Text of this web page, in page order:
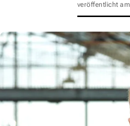
veröffentlicht am